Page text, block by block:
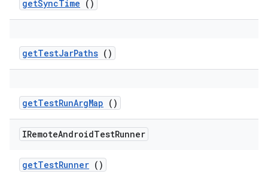
getSyncTime ()
getTestJarPaths ()
getTestRunArgMap ()
IRemoteAndroidTestRunner
getTestRunner ()